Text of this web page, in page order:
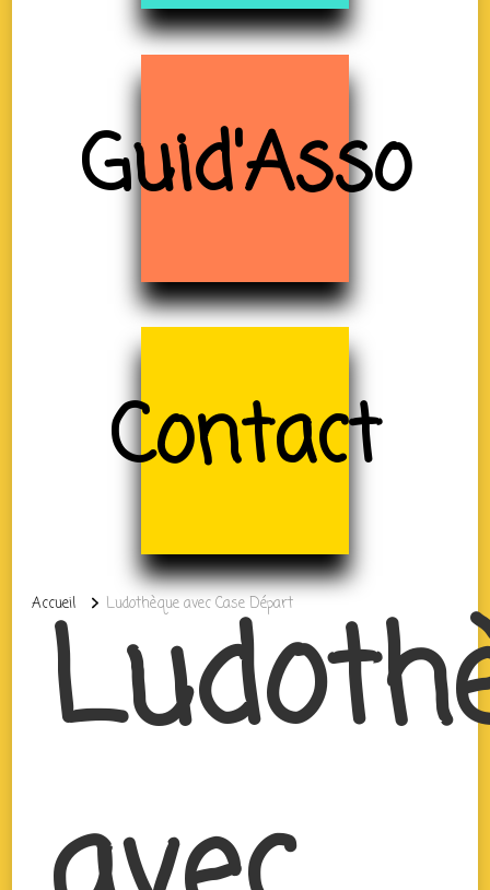
Accueil Ludothèque avec Case Départ
Guid'Asso
Contact